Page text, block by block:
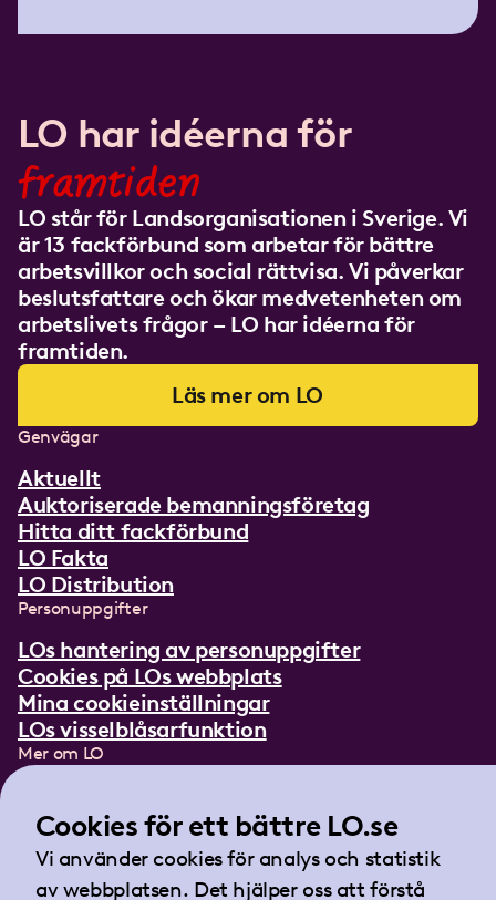
LO har idéerna för
framtiden
LO står för Landsorganisationen i Sverige. Vi
är 13 fackförbund som arbetar för bättre
arbetsvillkor och social rättvisa. Vi påverkar
beslutsfattare och ökar medvetenheten om
arbetslivets frågor – LO har idéerna för
framtiden.
Läs mer om LO
Genvägar
Aktuellt
Auktoriserade bemanningsföretag
Hitta ditt fackförbund
LO Fakta
LO Distribution
Personuppgifter
LOs hantering av personuppgifter
Cookies på LOs webbplats
Mina cookieinställningar
LOs visselblåsarfunktion
Mer om LO
Lättläst om LO
Teckenspråksfilm
Tidningen Arbetet
Cookies för ett bättre LO.se
Vi använder cookies för analys och statistik
av webbplatsen. Det hjälper oss att förstå